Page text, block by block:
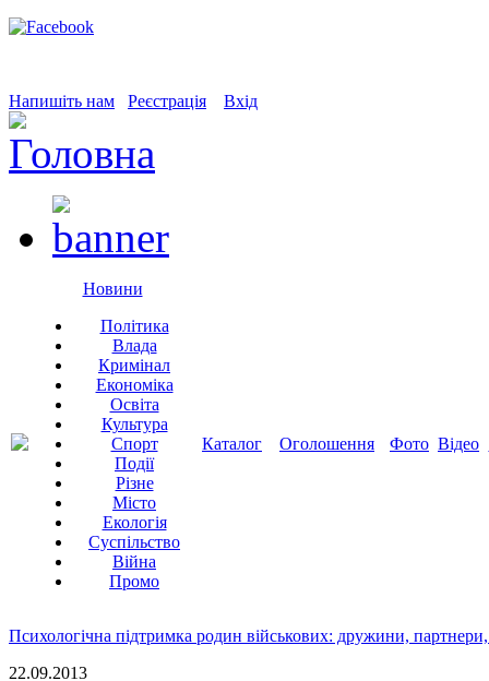
Напишіть нам Реєстрація Вхід
Новини
Політика
Влада
Кримінал
Економіка
Освіта
Культура
Спорт
Події
Різне
Місто
Екологія
Суспільство
Війна
Промо
Каталог Оголошення Фото Відео
Психологічна підтримка родин військових: дружини, партнери,
22.09.2013